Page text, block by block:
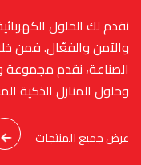
نقدم لك الحلول
والآمن والفعّال. فمن
الصناعة، نقدم
وحلول المنازل الذكية
عرض جميع المنتجات